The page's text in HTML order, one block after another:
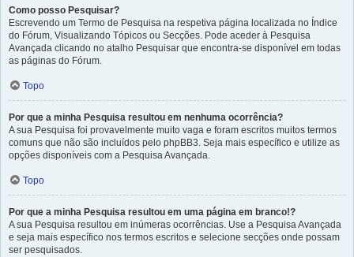
Como posso Pesquisar?
Escrevendo um Termo de Pesquisa na respetiva página localizada no Índice
do Fórum, Visualizando Tópicos ou Secções. Pode aceder à Pesquisa
Avançada clicando no atalho Pesquisar que encontra-se disponível em todas
as páginas do Fórum.
Topo
Por que a minha Pesquisa resultou em nenhuma ocorrência?
A sua Pesquisa foi provavelmente muito vaga e foram escritos muitos termos
comuns que não são incluídos pelo phpBB3. Seja mais específico e utilize as
opções disponíveis com a Pesquisa Avançada.
Topo
Por que a minha Pesquisa resultou em uma página em branco!?
A sua Pesquisa resultou em inúmeras ocorrências. Use a Pesquisa Avançada
e seja mais específico nos termos escritos e selecione secções onde possam
ser pesquisados.